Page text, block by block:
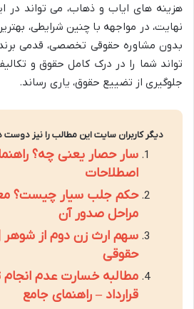
هزینه های ایاب و ذهاب، می تواند در
نهایت، در مواجهه با چنین شرایطی،
بدون مشاوره حقوقی تخصصی، قدمی
تواند شما را در درک کامل حقوق و
جلوگیری از تضییع حقوق، یاری رساند.
دیگر کاربران سایت این مطالب را نیز دوست
سار حصار یعنی چه؟
اصطلاحات
حکم جلب سیار چیست؟
مراحل صدور آن
سهم ارث زن دوم از شوهر
حقوقی
مطالبه خسارت عدم
قرارداد – راهنمای جامع